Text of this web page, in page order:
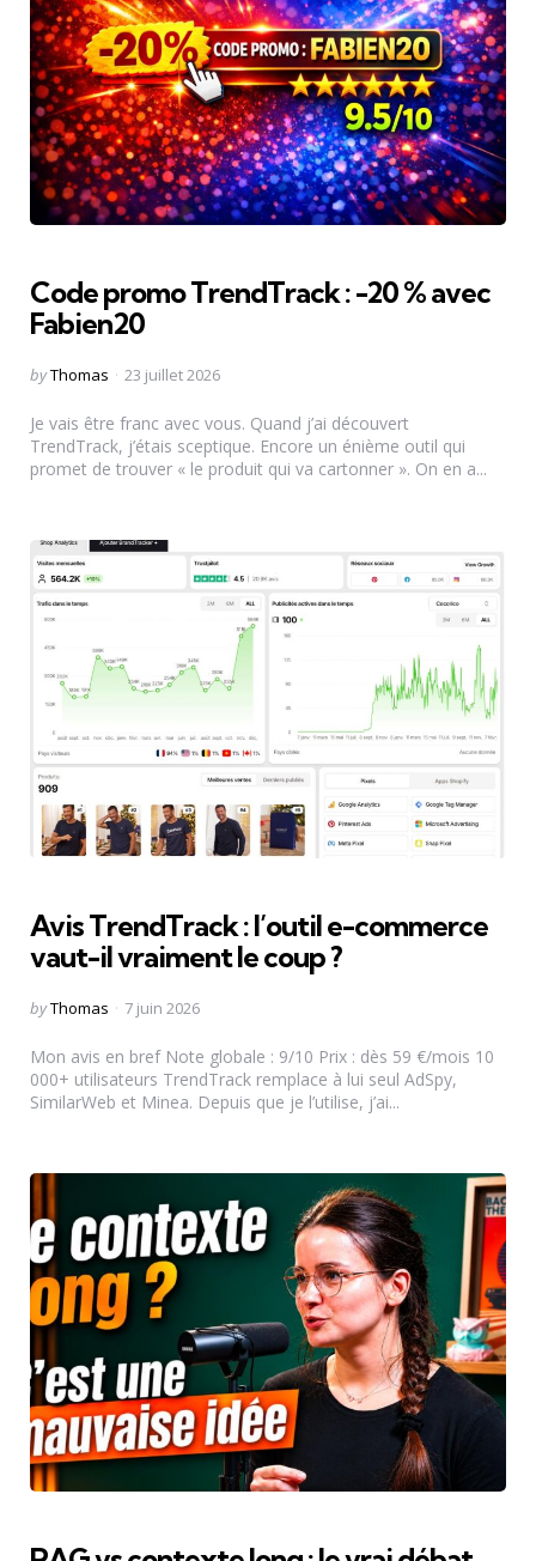
Code promo TrendTrack : -20 % avec
Fabien20
Posted
byThomas 23 juillet 2026
Je vais être franc avec vous. Quand j’ai découvert
TrendTrack, j’étais sceptique. Encore un énième outil qui
promet de trouver « le produit qui va cartonner ». On en a...
Avis TrendTrack : l’outil e-commerce
vaut-il vraiment le coup ?
Posted
byThomas 7 juin 2026
Mon avis en bref Note globale : 9/10 Prix : dès 59 €/mois 10
000+ utilisateurs TrendTrack remplace à lui seul AdSpy,
SimilarWeb et Minea. Depuis que je l’utilise, j’ai...